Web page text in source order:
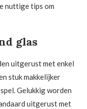
nuttige tips om
glas
uitgerust met enkel
stuk makkelijker
Gelukkig worden
uitgerust met